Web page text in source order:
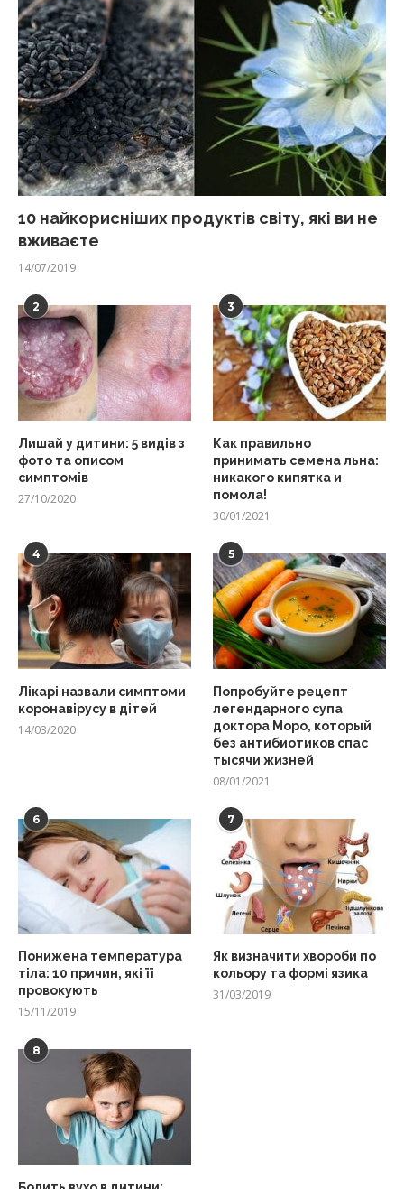
10 найкорисніших продуктів світу, які ви не
вживаєте
14/07/2019
2
Лишай у дитини: 5 видів з
фото та описом
симптомів
27/10/2020
3
Как правильно
принимать семена льна:
никакого кипятка и
помола!
30/01/2021
4
Лікарі назвали симптоми
коронавірусу в дітей
14/03/2020
5
Попробуйте рецепт
легендарного супа
доктора Моро, который
без антибиотиков спас
тысячи жизней
08/01/2021
6
Понижена температура
тіла: 10 причин, які її
провокують
15/11/2019
7
Як визначити хвороби по
кольору та формі язика
31/03/2019
8